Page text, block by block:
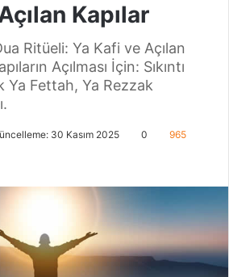
Kapılar
Ritüeli: Ya Kafi ve Açılan
Açılması İçin: Sıkıntı
Ya Fettah, Ya Rezzak
30 Kasım 2025 0 965